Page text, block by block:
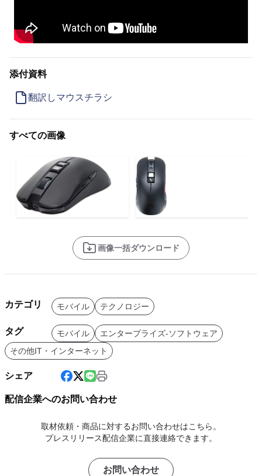
添付資料
翻訳しマウスチラシ
すべての画像
画像一括ダウンロード
カテゴリ モバイル テクノロジー
タグ モバイル
エンタープライズ-ソフトウェア
その他IT・インターネット
シェア
配信企業へのお問い合わせ
取材依頼・商品に対するお問い合わせはこちら。
プレスリリース配信企業に直接連絡できます。
お問い合わせ